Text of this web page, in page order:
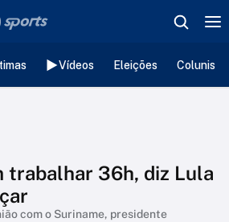
Vídeos Eleições
trabalhar 36h, diz Lula
com o Suriname, presidente